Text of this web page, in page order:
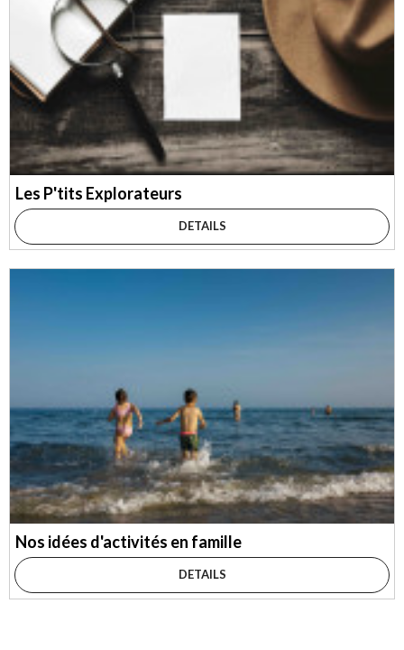
Les P'tits Explorateurs
DETAILS
Nos idées d'activités en famille
DETAILS